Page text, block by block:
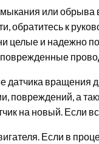
или
обратитесь к
целые и надежно
датчика вращения
повреждений, а
на новый. Если
Если в